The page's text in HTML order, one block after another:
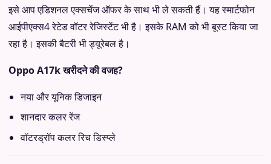
इसे आप एडिशनल एक्सचेंज ऑफर के साथ भी ले सकती हैं। यह स्मार्टफोन
आईपीएक्स4 रेटेड वॉटर रेजिस्टेंट भी है। इसके RAM को भी बूस्ट किया जा
रहा है। इसकी बैटरी भी ड्यूरेबल है।
Oppo A17k खरीदने की वजह?
नया और यूनिक डिजाइन
शानदार कलर रेंज
वॉटरड्रॉप कलर रिच डिस्प्ले